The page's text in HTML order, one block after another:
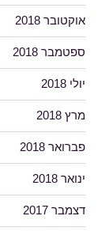
אוקטובר 2018
ספטמבר 2018
יולי 2018
מרץ 2018
פברואר 2018
ינואר 2018
דצמבר 2017